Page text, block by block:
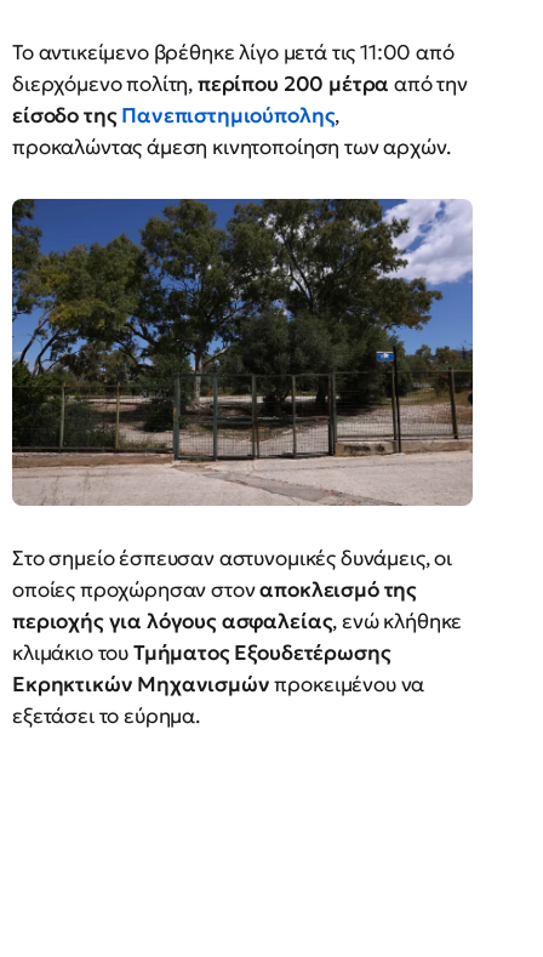
Το αντικείμενο βρέθηκε λίγο μετά τις 11:00 από
διερχόμενο πολίτη,περίπου 200 μέτρα από την
είσοδο τηςΠανεπιστημιούπολης,
προκαλώντας άμεση κινητοποίηση των αρχών.
Στο σημείο έσπευσαν αστυνομικές δυνάμεις, οι
οποίες προχώρησαν στοναποκλεισμό της
περιοχής για λόγους ασφαλείας, ενώ κλήθηκε
κλιμάκιο τουΤμήματος Εξουδετέρωσης
Εκρηκτικών Μηχανισμώνπροκειμένου να
εξετάσει το εύρημα.